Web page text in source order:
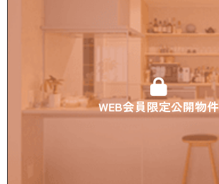
WEB会員限定公開物件